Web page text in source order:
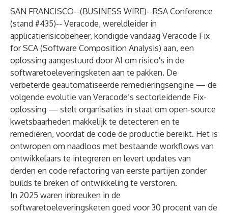
SAN FRANCISCO--(BUSINESS WIRE)--RSA Conference
(stand #435)-- Veracode, wereldleider in
applicatierisicobeheer, kondigde vandaag Veracode Fix
for SCA (Software Composition Analysis) aan, een
oplossing aangestuurd door AI om risico's in de
softwaretoeleveringsketen aan te pakken. De
verbeterde geautomatiseerde remediëringsengine — de
volgende evolutie van Veracode’s sectorleidende Fix-
oplossing — stelt organisaties in staat om open-source
kwetsbaarheden makkelijk te detecteren en te
remediëren, voordat de code de productie bereikt. Het is
ontwropen om naadloos met bestaande workflows van
ontwikkelaars te integreren en levert updates van
derden en code refactoring van eerste partijen zonder
builds te breken of ontwikkeling te verstoren.
In 2025 waren inbreuken in de
softwaretoeleveringsketen goed voor30 procent van de